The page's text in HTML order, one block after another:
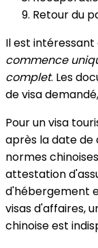
Retour du
Il est
commence
complet. Les
de visa
Pour un visa
après la date de
normes
attestation
d'hébergement
visas d'affaires,
chinoise est